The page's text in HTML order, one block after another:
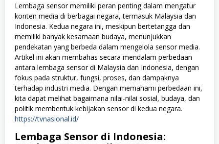
Lembaga sensor memiliki peran penting dalam mengatur
konten media di berbagai negara, termasuk Malaysia dan
Indonesia. Kedua negara ini, meskipun bertetangga dan
memiliki banyak kesamaan budaya, menunjukkan
pendekatan yang berbeda dalam mengelola sensor media.
Artikel ini akan membahas secara mendalam perbedaan
antara lembaga sensor di Malaysia dan Indonesia, dengan
fokus pada struktur, fungsi, proses, dan dampaknya
terhadap industri media. Dengan memahami perbedaan ini,
kita dapat melihat bagaimana nilai-nilai sosial, budaya, dan
politik membentuk kebijakan sensor di kedua negara.
https://tvnasional.id/
Lembaga Sensor di Indonesia: